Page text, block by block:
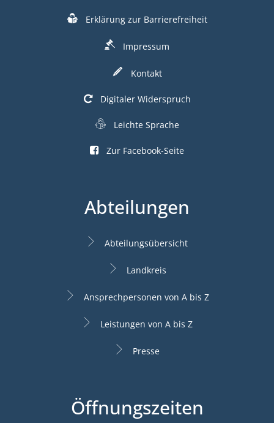
Erklärung zur Barrierefreiheit
Impressum
Kontakt
Digitaler Widerspruch
Leichte Sprache
Zur Facebook-Seite
Abteilungen
Abteilungsübersicht
Landkreis
Ansprechpersonen von A bis Z
Leistungen von A bis Z
Presse
Öffnungszeiten